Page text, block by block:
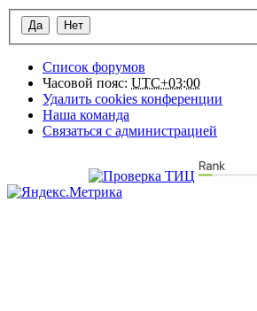
Список форумов
Часовой пояс: UTC+03:00
Удалить cookies конференции
Наша команда
Связаться с администрацией